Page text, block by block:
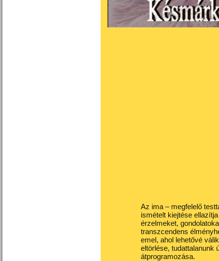
Az ima – megfelelő
ismételt kiejtése
érzelmeket,
transzcendens
emel, ahol lehetővé
eltörlése, tudattalanunk
átprogramozása.